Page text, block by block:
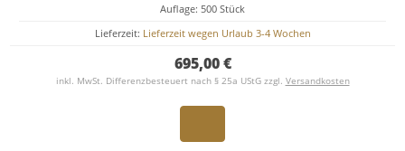
Auflage: 500 Stück
Lieferzeit: Lieferzeit wegen Urlaub 3-4 Wochen
695,00 €
inkl. MwSt. Differenzbesteuert nach § 25a UStG zzgl. Versandkosten